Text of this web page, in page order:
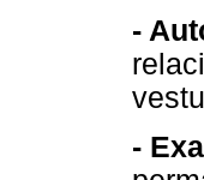
-
-